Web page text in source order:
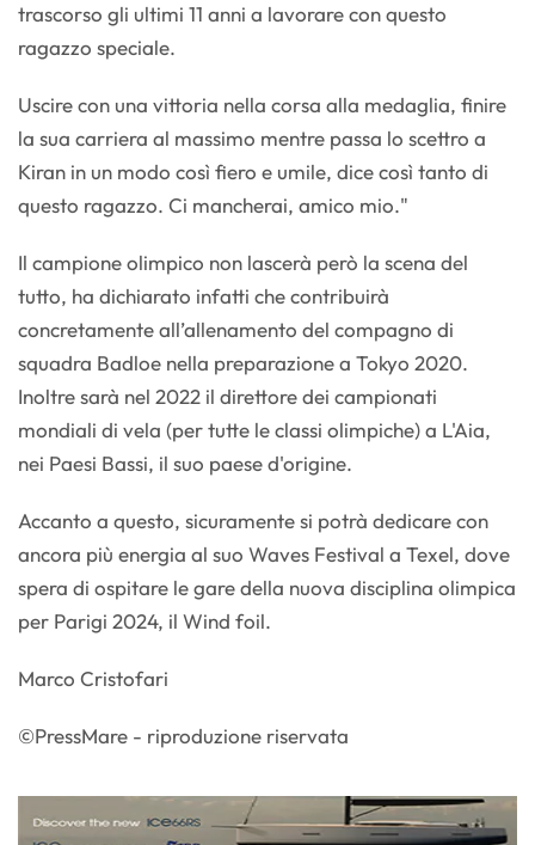
trascorso gli ultimi 11 anni a lavorare con questo
ragazzo speciale.
Uscire con una vittoria nella corsa alla medaglia, finire
la sua carriera al massimo mentre passa lo scettro a
Kiran in un modo così fiero e umile, dice così tanto di
questo ragazzo. Ci mancherai, amico mio."
Il campione olimpico non lascerà però la scena del
tutto, ha dichiarato infatti che contribuirà
concretamente all’allenamento del compagno di
squadra Badloe nella preparazione a Tokyo 2020.
Inoltre sarà nel 2022 il direttore dei campionati
mondiali di vela (per tutte le classi olimpiche) a L'Aia,
nei Paesi Bassi, il suo paese d'origine.
Accanto a questo, sicuramente si potrà dedicare con
ancora più energia al suo Waves Festival a Texel, dove
spera di ospitare le gare della nuova disciplina olimpica
per Parigi 2024, il Wind foil.
Marco Cristofari
©PressMare - riproduzione riservata